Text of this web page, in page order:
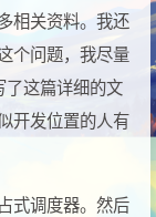
相关资料。我还
个问题，我尽量
这篇详细的文
开发位置的人有
式调度器。然后